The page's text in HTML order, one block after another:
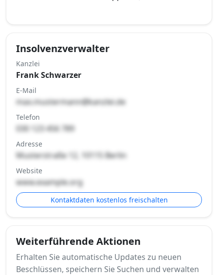
Insolvenzverwalter
Kanzlei
Frank Schwarzer
E-Mail
max.mustermann@kanzlei.de
Telefon
030 123 456 789
Adresse
Musterstraße 12, 10115 Berlin
Website
www.example.org
Kontaktdaten kostenlos freischalten
Weiterführende Aktionen
Erhalten Sie automatische Updates zu neuen
Beschlüssen, speichern Sie Suchen und verwalten